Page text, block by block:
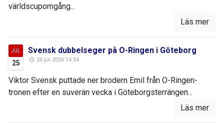
världscupomgång...
Läs mer
JUL
25
Svensk dubbelseger på O-Ringen i Göteborg
25 jul 2026 14:34
Viktor Svensk puttade ner brodern Emil från O-Ringen-
tronen efter en suverän vecka i Göteborgsterrängen...
Läs mer